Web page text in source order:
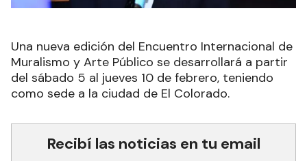
Una nueva edición del Encuentro Internacional de
Muralismo y Arte Público se desarrollará a partir
del sábado 5 al jueves 10 de febrero, teniendo
como sede a la ciudad de El Colorado.
Recibí las noticias en tu email